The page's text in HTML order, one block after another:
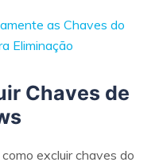
as Chaves do
Eliminação
Chaves de
excluir chaves do